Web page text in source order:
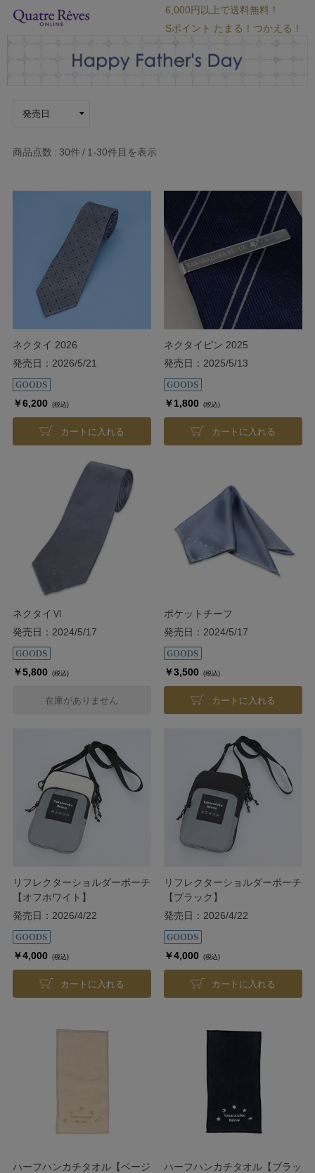
6,000円以上で送料無料！
Sポイント たまる！つかえる！
商品点数 30件 1-30件目を表示
ネクタイ 2026
発売日：2026/5/21
￥6,200 (税込)
カートに入れる
ネクタイピン 2025
発売日：2025/5/13
￥1,800 (税込)
カートに入れる
ネクタイⅥ
発売日：2024/5/17
￥5,800 (税込)
在庫がありません
ポケットチーフ
発売日：2024/5/17
￥3,500 (税込)
カートに入れる
リフレクターショルダーポーチ
【オフホワイト】
発売日：2026/4/22
￥4,000 (税込)
カートに入れる
リフレクターショルダーポーチ
【ブラック】
発売日：2026/4/22
￥4,000 (税込)
カートに入れる
ハーフハンカチタオル【ベージ
ハーフハンカチタオル【ブラッ